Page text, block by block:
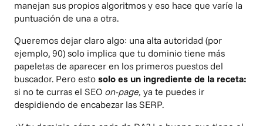
manejan sus propios algoritmos y eso hace que varíe la
puntuación de una a otra.
Queremos dejar claro algo: una alta autoridad (por
ejemplo, 90) solo implica que tu dominio tiene más
papeletas de aparecer en los primeros puestos del
buscador. Pero esto solo es un ingrediente de la receta:
si no te curras el SEO on-page, ya te puedes ir
despidiendo de encabezar las SERP.